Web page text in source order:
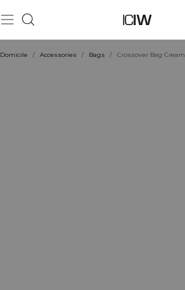
Domicile / Accessories / Bags / Crossover Bag Cream